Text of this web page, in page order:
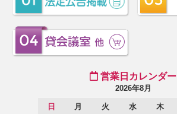
営業日カレンダー
2026年8月
日 月 火 水 木